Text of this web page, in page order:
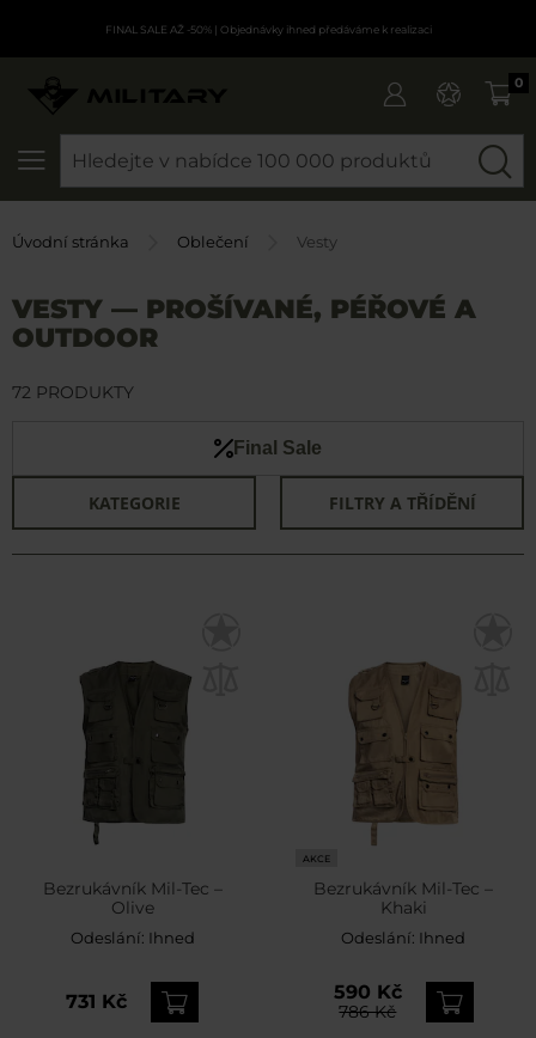
FINAL SALE AŽ -50%| Objednávky ihned předáváme k realizaci
0
Úvodní stránka Oblečení Vesty
VESTY — PROŠÍVANÉ, PÉŘOVÉ A
OUTDOOR
Final Sale
KATEGORIE FILTRY A TŘÍDĚNÍ
72 PRODUKTY
Bezrukávník Mil-Tec –
Olive
Odeslání: Ihned
731 Kč
AKCE
Bezrukávník Mil-Tec –
Khaki
Odeslání: Ihned
590 Kč
786 Kč